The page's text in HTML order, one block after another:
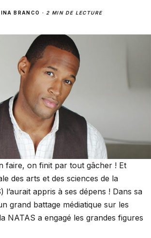
BRANCO · 2 MIN DE LECTURE
faire, on finit par tout gâcher ! Et
des arts et des sciences de la
l’aurait appris à ses dépens ! Dans sa
grand battage médiatique sur les
NATAS a engagé les grandes figures